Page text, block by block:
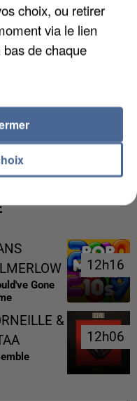
DE LA DZ
Gone
12h16
12h16
&
12h06
12h06
choix, ou retirer
via le lien
de chaque